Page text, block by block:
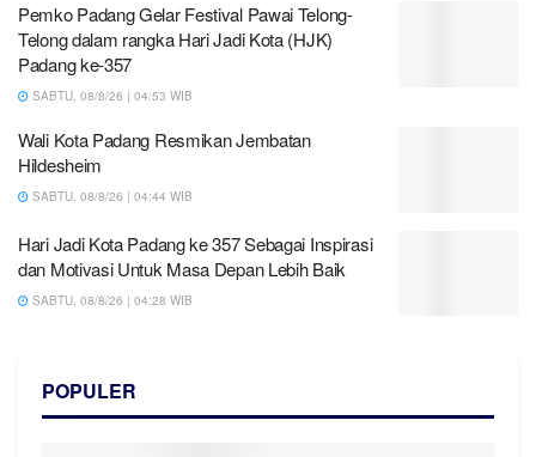
Pemko Padang Gelar Festival Pawai Telong-
Telong dalam rangka Hari Jadi Kota (HJK)
Padang ke-357
SABTU, 08/8/26 | 04:53 WIB
Wali Kota Padang Resmikan Jembatan
Hildesheim
SABTU, 08/8/26 | 04:44 WIB
Hari Jadi Kota Padang ke 357 Sebagai Inspirasi
dan Motivasi Untuk Masa Depan Lebih Baik
SABTU, 08/8/26 | 04:28 WIB
POPULER